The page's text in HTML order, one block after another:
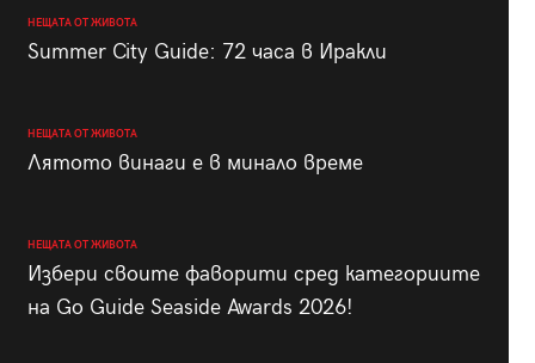
НЕЩАТА ОТ ЖИВОТА
Summer City Guide: 72 часа в Иракли
НЕЩАТА ОТ ЖИВОТА
Лятото винаги е в минало време
НЕЩАТА ОТ ЖИВОТА
Избери своите фаворити сред категориите
на Go Guide Seaside Awards 2026!